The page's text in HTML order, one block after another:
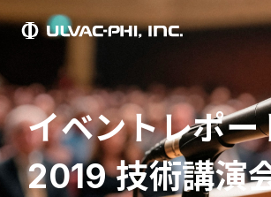
イベントレポー
2019 技術講演